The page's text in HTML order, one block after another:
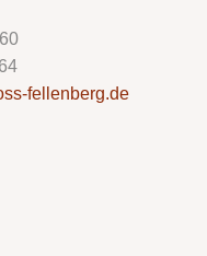
fellenberg.de